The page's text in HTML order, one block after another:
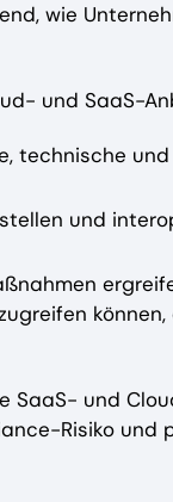
wie
und SaaS-
technische
und
SaaS- und
Risiko und